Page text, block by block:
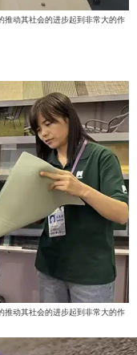
推动其社会的进步起到非常大的作
推动其社会的进步起到非常大的作